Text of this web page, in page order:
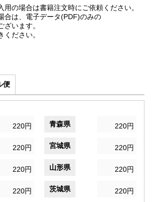
用の場合は書籍注文時にご依頼ください。
合は、電子データ(PDF)のみの
ざいます。
ください。
便
220円 青森県 220円
220円 宮城県 220円
220円 山形県 220円
220円 茨城県 220円